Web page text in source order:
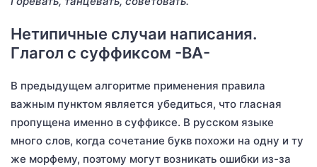
Нетипичные случаи написания.
Глагол с суффиксом -ВА-
В предыдущем алгоритме применения правила
важным пунктом является убедиться, что гласная
пропущена именно в суффиксе. В русском языке
много слов, когда сочетание букв похожи на одну и ту
же морфему, поэтому могут возникать ошибки из-за